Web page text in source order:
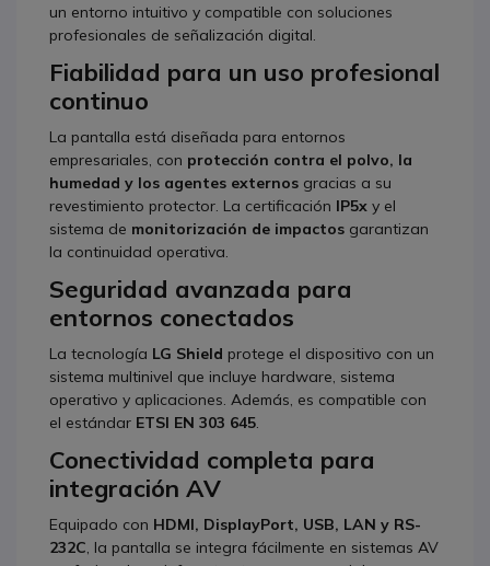
un entorno intuitivo y compatible con soluciones
profesionales de señalización digital.
Fiabilidad para un uso profesional
continuo
La pantalla está diseñada para entornos
empresariales, con protección contra el polvo, la
humedad y los agentes externos gracias a su
revestimiento protector. La certificación IP5x y el
sistema de monitorización de impactos garantizan
la continuidad operativa.
Seguridad avanzada para
entornos conectados
La tecnología LG Shield protege el dispositivo con un
sistema multinivel que incluye hardware, sistema
operativo y aplicaciones. Además, es compatible con
el estándar ETSI EN 303 645
Conectividad completa para
integración AV
Equipado con HDMI, DisplayPort, USB, LAN y RS-
232C , la pantalla se integra fácilmente en sistemas AV